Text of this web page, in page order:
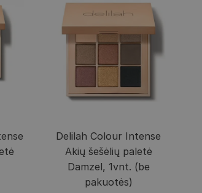
Delilah Colour Intense
Akių šešėlių paletė
Damzel, 1vnt. (be
pakuotės)